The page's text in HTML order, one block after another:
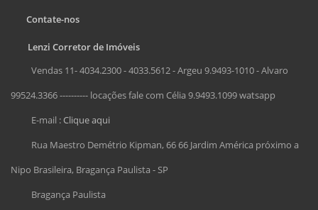
Contate-nos
Lenzi Corretor de Imóveis
Vendas 11- 4034.2300 - 4033.5612 - Argeu 9.9493-1010 - Alvaro
99524.3366 ---------- locações fale com Célia 9.9493.1099 watsapp
E-mail :Clique aqui
Rua Maestro Demétrio Kipman, 66 66 Jardim América próximo a
Nipo Brasileira, Bragança Paulista - SP
Bragança Paulista